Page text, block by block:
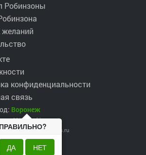
Робинзоны
желаний
конфиденциальности
связь
Воронеж
ПРАВИЛЬНО?
ДА НЕТ
2017 ©robinzons.ru
robinzons@robinzons.ru